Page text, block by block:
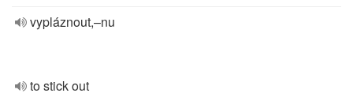
vypláznout,–nu
to stick out